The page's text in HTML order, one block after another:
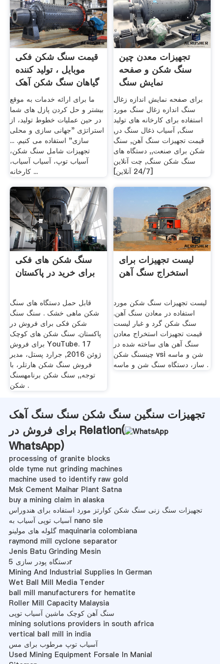
قیمت سنگ شکن فکی
موبایل ، تولید کننده
گیاهان سنگ شکن آهک
ما برای ارائه خدمات به موقع
بیشتر و حل کردن پازل های شما
در حین عملیات خطوط تولید، از
استراتژی "جهانی سازی و محلی
سازی" استفاده می کنیم. ...
تجهیزات شامل سنگ شکن،
آسیاب توپ، آسیاب آسیاب،
کارخانه ...
تجهیزات معدن چین
سنگ شکن و صفحه
نمایش سنگ
برای صفحه نمایش اندازه زغال
سنگ اندازه زغال سنگ مورد
استفاده برای کارخانه های تولید
سنگ, آسیاب ذغال سنگ در,
قیمت تجهیزات سنگ آهن, سنگ
شکن برای صنعت,, دستگاه های
سنگ شکن سنگ, چت آنلاین
[24/7 آنلاین]
سنگ شکن های فکی
برای خرید در پاکستان
قابل حمل دستگاه های سنگ
شکن ماهی خشک . سنگ سنگ
شکن فکی برای فروش در
پاکستان. سنگ شکن های کوچک
برای فروش YouTube. 17
ژوئن 2016, جرارد پستل، مدیر
فروش سنگ شکن هارتلر، با
توجه,, سنگ شکن برنامهسنگ
شکن .
لیست تجهیزات برای
استخراج سنگ آهن
لیست تجهیزات سنگ شکن مورد
استفاده در معادن سنگ آهن.
سنگ شکن گرد و غبار لیست
قیمت تجهیزات استخراج معادن
سنگ آهن های ساخته شده در
چینسنگ شکن vsi شن و ماسه
ساز، دستگاه سنگ شن و ماسه .
تجهیزات سنگین سنگ شکن سنگ سنگ آهک
برای فروش در Relation(
WhatsApp)
processing of granite blocks
olde tyme nut grinding machines
machine used to identify raw gold
Msk Cement Maihar Plant Satna
buy a mining claim in alaska
تجهیزات سنگ زنی سنگ شکن کوارتز مورد استفاده برای هندوراس
آسیاب توپی آسیاب به nano sie
گلوله های مولینو maquinaria colombiana
raymond mill cyclone separator
Jenis Batu Grinding Mesin
دستگاه پودر سازی 5r
Mining And Industrial Supplies In German
Wet Ball Mill Media Tender
ball mill manufacturers for hematite
Roller Mill Capacity Malaysia
سنگ آهن کوچک ماشین آسیاب توپی
mining solutions providers in south africa
vertical ball mill in india
آسیاب توپ مرطوب برای مس
Used Mining Equipment Forsale In Manial